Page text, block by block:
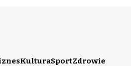
KulturaSportZdrowie